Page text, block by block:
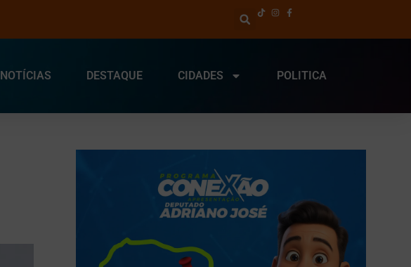
NOTÍCIAS DESTAQUE CIDADES POLITICA